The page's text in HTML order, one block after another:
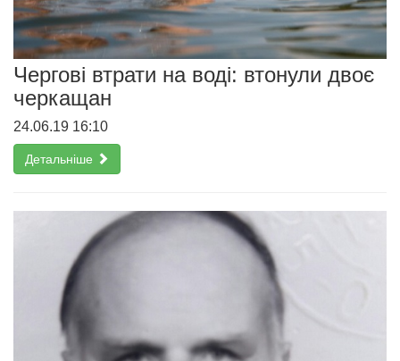
Чергові втрати на воді: втонули двоє
черкащан
24.06.19 16:10
Детальніше